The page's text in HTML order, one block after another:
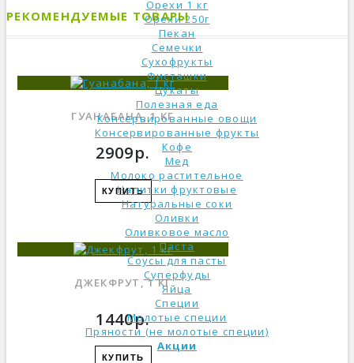
Орехи 1 кг
Орехи 250г
Пекан
Семечки
Сухофрукты
Фисташки
Цукаты
Полезная еда
Консервированные овощи
Консервированные фрукты
Кофе
Мед
Молоко растительное
Напитки фруктовые
Натуральные соки
Оливки
Оливковое масло
Паста
Соусы для пасты
Суперфуды
Яйца
Специи
Молотые специи
Пряности (не молотые специи)
Акции
РЕКОМЕНДУЕМЫЕ ТОВАРЫ
ГУАНАБАНА, 1 КГ
2909р.
КУПИТЬ
ДЖЕКФРУТ, 1 КГ
1440р.
КУПИТЬ